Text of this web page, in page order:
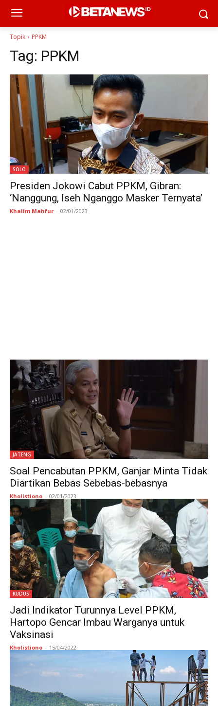
Topik PPKM
Tag: PPKM
SOLO
Presiden Jokowi Cabut PPKM, Gibran:
‘Nanggung, Iseh Nganggo Masker Ternyata’
Khalim Mahfur - 02/01/2023
JATENG
Soal Pencabutan PPKM, Ganjar Minta Tidak
Diartikan Bebas Sebebas-bebasnya
Kholistiono - 02/01/2023
KUDUS
Jadi Indikator Turunnya Level PPKM,
Hartopo Gencar Imbau Warganya untuk
Vaksinasi
Kholistiono - 15/04/2022